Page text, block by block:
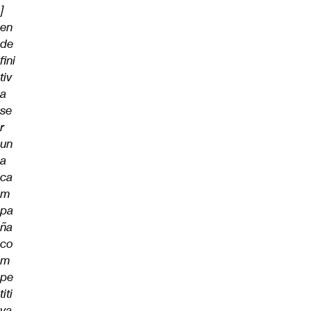
]
en
de
fini
tiv
a
se
r
un
a
ca
m
pa
ña
co
m
pe
titi